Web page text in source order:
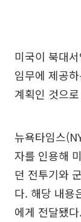
미국이 북대
임무에 제공
계획인 것으
뉴욕타임스
자를 인용해
던 전투기와
다. 해당 내용
에게 전달됐